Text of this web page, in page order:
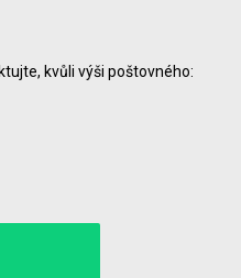
kvůli výši poštovného: